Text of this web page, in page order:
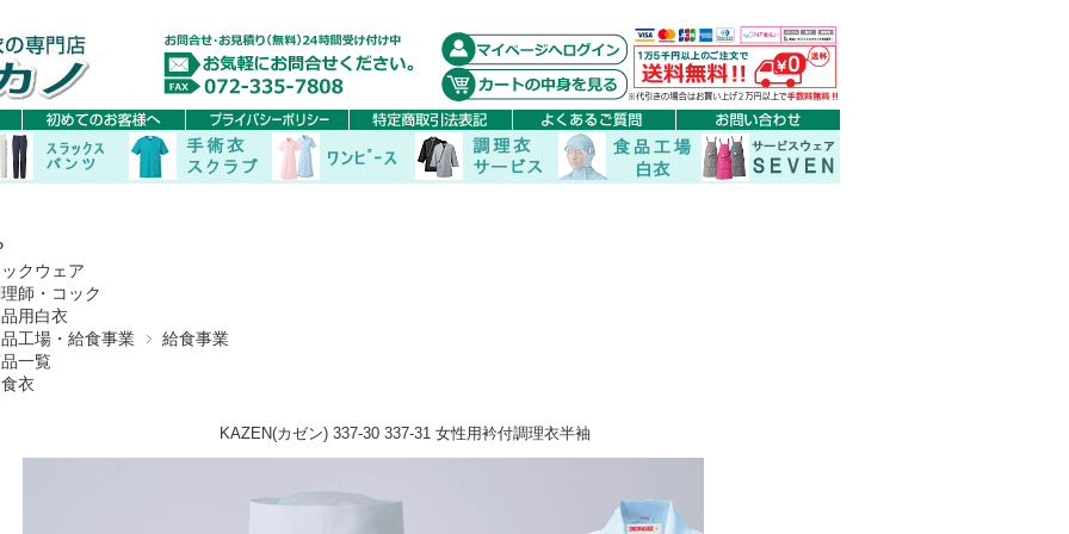
クウェア
師・コック
用白衣
工場・給食事業
給食事業
一覧
衣
KAZEN(カゼン) 337-30 337-31 女性用衿付調理衣半袖